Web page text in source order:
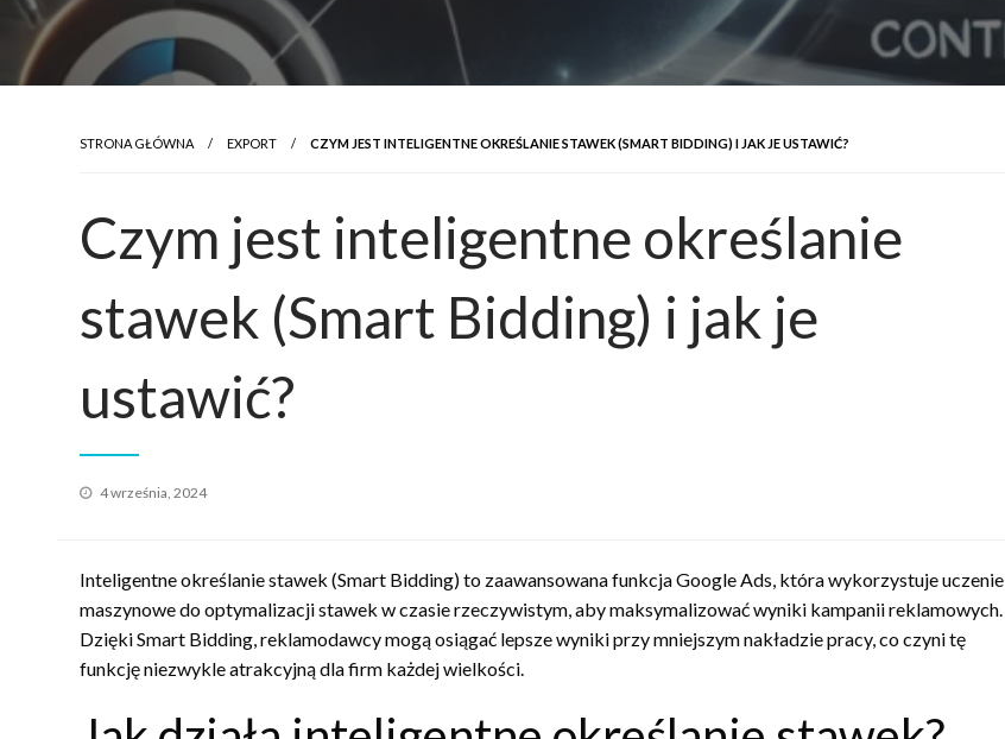
STRONA GŁÓWNA EXPORT CZYM JEST INTELIGENTNE OKREŚLANIE STAWEK (SMART BIDDING) I JAK JE USTAWIĆ?
Czym jest inteligentne określanie
stawek (Smart Bidding) i jak je
ustawić?
Opublikowane
4 września, 2024
Inteligentne określanie stawek (Smart Bidding) to zaawansowana funkcja Google Ads, która wykorzystuje uczenie
maszynowe do optymalizacji stawek w czasie rzeczywistym, aby maksymalizować wyniki kampanii reklamowych.
Dzięki Smart Bidding, reklamodawcy mogą osiągać lepsze wyniki przy mniejszym nakładzie pracy, co czyni tę
funkcję niezwykle atrakcyjną dla firm każdej wielkości.